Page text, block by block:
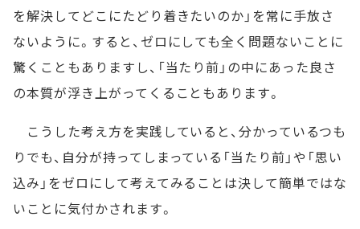
を解決してどこにたどり着きたいのか」を常に手放さ
ないように。すると、ゼロにしても全く問題ないことに
驚くこともありますし、「当たり前」の中にあった良さ
の本質が浮き上がってくることもあります。
こうした考え方を実践していると、分かっているつも
りでも、自分が持ってしまっている「当たり前」や「思い
込み」をゼロにして考えてみることは決して簡単ではな
いことに気付かされます。